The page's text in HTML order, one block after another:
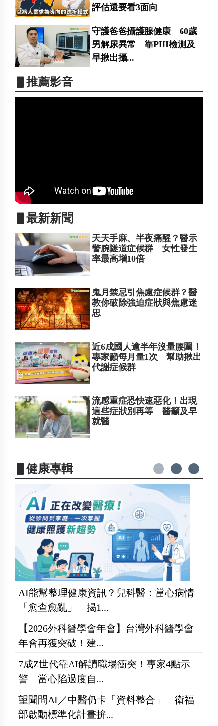
評估還要看3面向
守護爸爸攝護腺健康 60歲
男解尿異常 靠PHI檢測及
早揪出攝...
▋推薦影音
▋最新新聞
天天手麻、半夜痛醒？醫示
警腕隧道症候群 女性發生
率最高增10倍
鬼月禁忌引焦慮症候群？醫
教你破除強迫症狀與焦慮迷
思
近6成國人逾半年沒量腰圍！
專家籲每月量1次 幫助揪出
代謝症候群
流感重症恐快速惡化！出現
這些症狀別再等 醫籲及早
就醫
▋健康專輯
AI能幫整理健康資訊？兒科醫：當心病情
「愈查愈亂」 揭1...
【2026外科醫學會年會】台灣外科醫學會
年會再獲突破！建...
7成Z世代靠AI解讀職場衝突！專家4點示
警 當心陷過度自...
望聞問AI／中醫仍卡「資料整合」 衛福
部啟動標準化計畫拚...